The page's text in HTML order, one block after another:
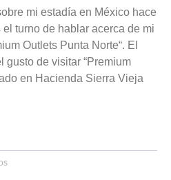
mi estadía en México hace
turno de hablar acerca de mi
Outlets Punta Norte“. El
gusto de visitar “Premium
en Hacienda Sierra Vieja